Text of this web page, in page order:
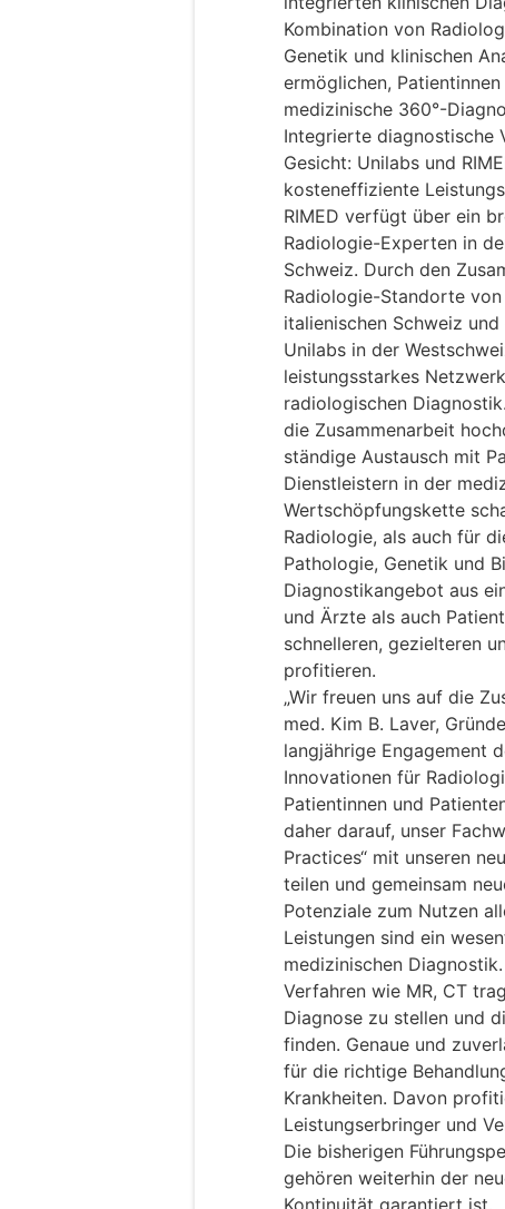
Kombination von
Genetik und klinischen
ermöglichen,
medizinische 360°-
Integrierte diagnostische
Gesicht: Unilabs und
kosteneffiziente
RIMED verfügt über ein
Radiologie-Experten in
Schweiz. Durch den
Radiologie-Standorte
italienischen Schweiz
Unilabs in der
leistungsstarkes
radiologischen
die Zusammenarbeit
ständige Austausch mit
Dienstleistern in der
Wertschöpfungskette
Radiologie, als auch für
Pathologie, Genetik und
Diagnostikangebot aus
und Ärzte als auch
schnelleren, gezielteren
profitieren.
„Wir freuen uns auf die
med. Kim B. Laver,
langjährige Engagement
Innovationen für
Patientinnen und
daher darauf, unser
Practices“ mit unseren
teilen und gemeinsam
Potenziale zum Nutzen
Leistungen sind ein
medizinischen
Verfahren wie MR, CT
Diagnose zu stellen und
finden. Genaue und
für die richtige
Krankheiten. Davon
Leistungserbringer und
Die bisherigen
gehören weiterhin der